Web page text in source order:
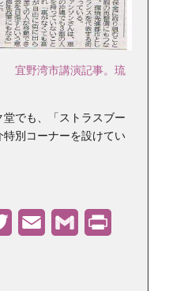
野湾市講演記事。琉
でも、「ストラスブー
別コーナーを設けてい
Twitter Email Gmail